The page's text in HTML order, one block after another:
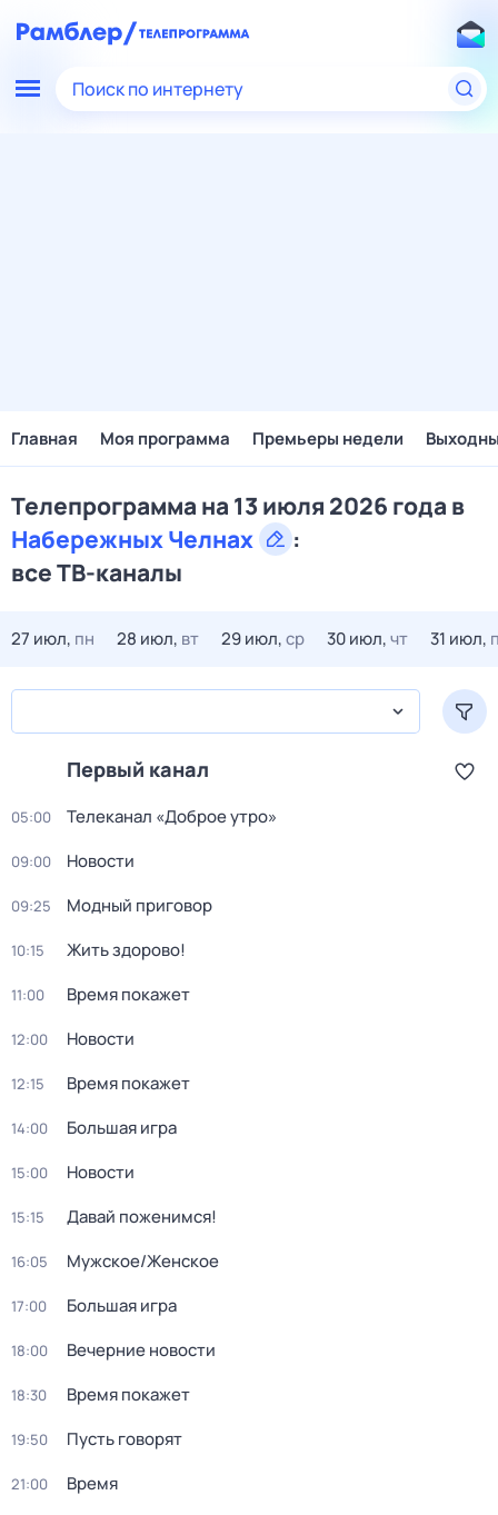
Поиск по интернету
Главная Моя программа Премьеры недели
Телепрограмма на 13 июля 2026 года в
Набережных Челнах
:
все ТВ-каналы
27 июл, пн 28 июл, вт 29 июл,ср 30 июл,чт 31 июл,
Первый канал
05:00 Телеканал «Доброе утро»
09:00 Новости
09:25 Модный приговор
10:15 Жить здорово!
11:00 Время покажет
12:00 Новости
12:15 Время покажет
14:00 Большая игра
15:00 Новости
15:15 Давай поженимся!
16:05 Мужское/Женское
17:00 Большая игра
18:00 Вечерние новости
18:30 Время покажет
19:50 Пусть говорят
21:00 Время